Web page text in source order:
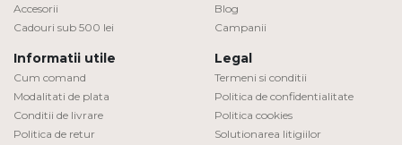
Accesorii
Cadouri sub 500 lei
Blog
Campanii
Informatii utile
Cum comand
Modalitati de plata
Conditii de livrare
Politica de retur
Legal
Termeni si conditii
Politica de confidentialitate
Politica cookies
Solutionarea litigiilor